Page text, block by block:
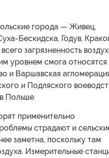
города — Живец,
Бескидска, Годув,
загрязненность
уровнем смога относятся
и Варшавская
и Подляского
Польше.
применительно
страдают и
заметна, поскольку там
Измерительные